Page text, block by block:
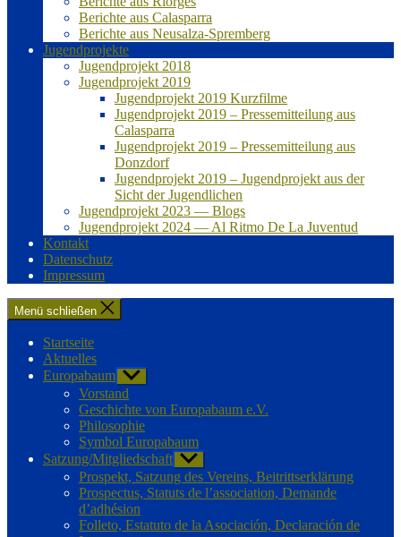
Berichte aus Calasparra
Berichte aus Neusalza-Spremberg
Jugendprojekte
Jugendprojekt 2018
Jugendprojekt 2019
Jugendprojekt 2019 Kurzfilme
Jugendprojekt 2019 – Pressemitteilung aus
Calasparra
Jugendprojekt 2019 – Pressemitteilung aus
Donzdorf
Jugendprojekt 2019 – Jugendprojekt aus der
Sicht der Jugendlichen
Jugendprojekt 2023 — Blogs
Jugendprojekt 2024 — Al Ritmo De La Juventud
Kontakt
Datenschutz
Impressum
Menü schließen
Startseite
Aktuelles
Europabaum Untermenü
anzeigen
Vorstand
Geschichte von Europabaum e.V.
Philosophie
Symbol Europabaum
Satzung/Mitgliedschaft Untermenü
anzeigen
Prospekt, Satzung des Vereins, Beitrittserklärung
Prospectus, Statuts de l’association, Demande
d’adhésion
Folleto, Estatuto de la Asociación, Declaración de